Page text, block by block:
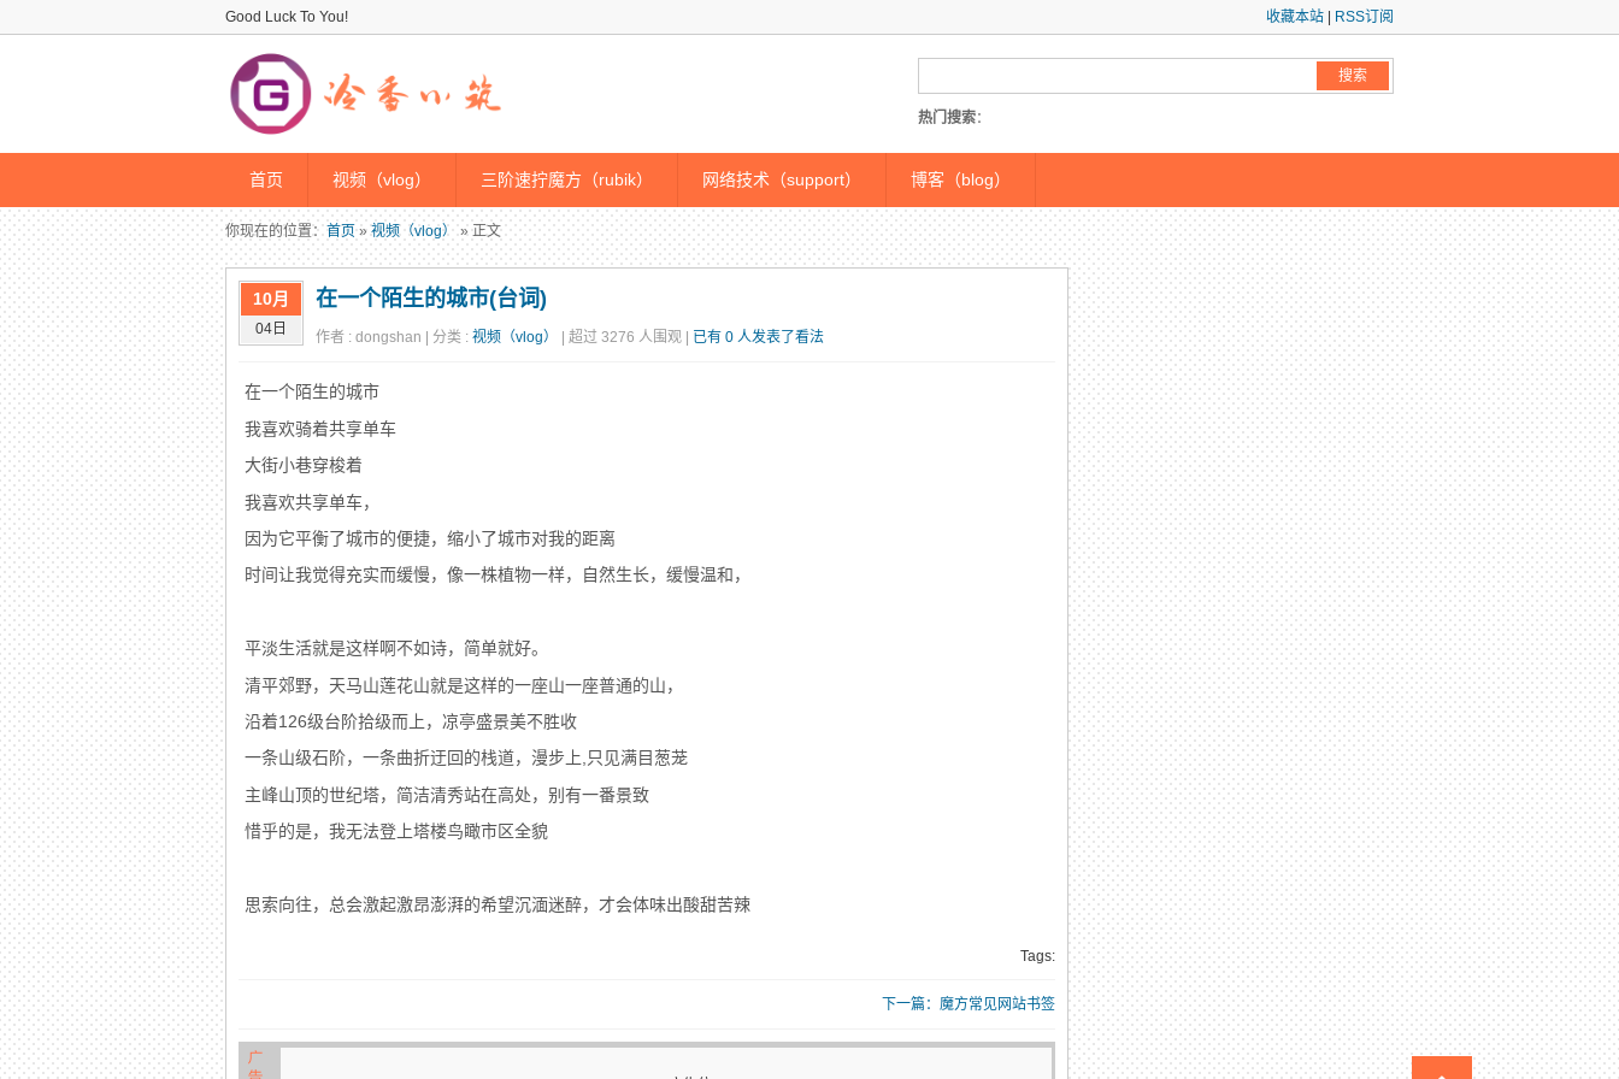
收藏本站 RSS订阅
Good Luck To You!
热门搜索：
首页 视频（vlog） 三阶速拧魔方（rubik） 网络技术（support） 博客（blog）
你现在的位置： 首页 » 视频（vlog） » 正文
10月
04日
在一个陌生的城市(台词)
作者 : dongshan | 分类 : 视频（vlog） | 超过 3276 人围观 | 已有 0 人发表了看法
在一个陌生的城市
我喜欢骑着共享单车
大街小巷穿梭着
我喜欢共享单车，
因为它平衡了城市的便捷，缩小了城市对我的距离
时间让我觉得充实而缓慢，像一株植物一样，自然生长，缓慢温和，
平淡生活就是这样啊不如诗，简单就好。
清平郊野，天马山莲花山就是这样的一座山一座普通的山，
沿着126级台阶拾级而上，凉亭盛景美不胜收
一条山级石阶，一条曲折迂回的栈道，漫步上,只见满目葱茏
主峰山顶的世纪塔，简洁清秀站在高处，别有一番景致
惜乎的是，我无法登上塔楼鸟瞰市区全貌
思索向往，总会激起激昂澎湃的希望沉湎迷醉，才会体味出酸甜苦辣
Tags:
下一篇：魔方常见网站书签